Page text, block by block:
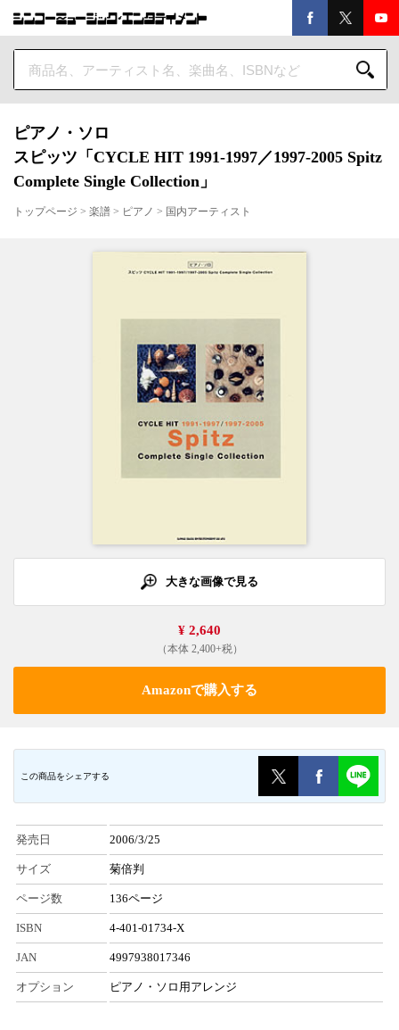
ピアノ・ソロ
スピッツ「CYCLE HIT 1991-1997／1997-2005 Spitz
Complete Single Collection」
トップページ > 楽譜 > ピアノ > 国内アーティスト
大きな画像で見る
¥ 2,640
（本体 2,400+税）
Amazonで購入する
この商品をシェアする
発売日 2006/3/25
サイズ 菊倍判
ページ数 136ページ
ISBN 4-401-01734-X
JAN 4997938017346
オプション ピアノ・ソロ用アレンジ